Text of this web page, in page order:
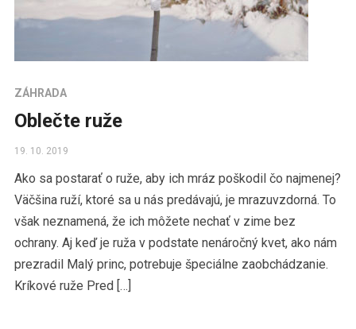
ZÁHRADA
Oblečte ruže
19. 10. 2019
Ako sa postarať o ruže, aby ich mráz poškodil čo najmenej?
Väčšina ruží, ktoré sa u nás predávajú, je mrazuvzdorná. To
však neznamená, že ich môžete nechať v zime bez
ochrany. Aj keď je ruža v podstate nenáročný kvet, ako nám
prezradil Malý princ, potrebuje špeciálne zaobchádzanie.
Kríkové ruže Pred […]